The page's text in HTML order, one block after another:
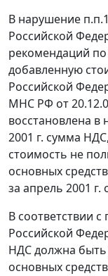
В нарушение
Российской
рекомендаций
добавленную
Российской
МНС РФ от
восстановлена в
2001 г. сумма
стоимость не
основных
за апрель 2001 г.
В соответствии с
Российской
НДС должна быть
основных